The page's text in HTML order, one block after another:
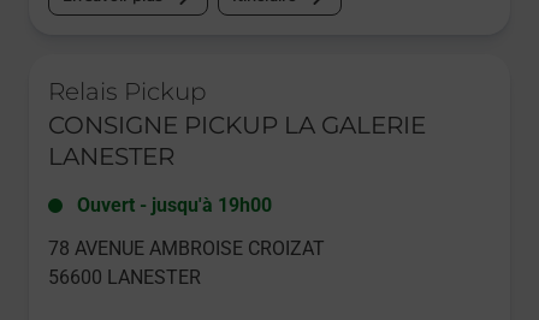
Relais Pickup
CONSIGNE PICKUP LA GALERIE
LANESTER
Ouvert - jusqu'à 19h00
78 AVENUE AMBROISE CROIZAT
56600 LANESTER